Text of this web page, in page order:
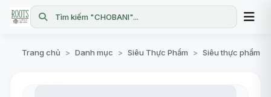
Tìm kiếm "CHOBANI"...
Trang chủ > Danh mục > Siêu Thực Phẩm > Siêu thực phẩm